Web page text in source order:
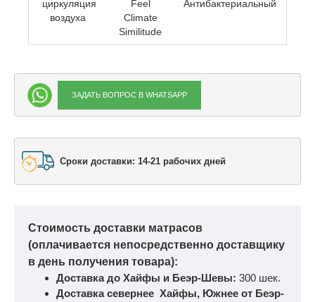
циркуляция
воздуха
Feel
Climate
Similitude
Антибактериальный
ЗАДАТЬ ВОПРОС В WHATSAPP
Сроки доставки: 14-21 рабочих дней
Стоимость доставки матрасов
(оплачивается непосредственно доставщику
в день получения товара):
Доставка до Хайфы и Беэр-Шевы: 300 шек.
Доставка севернее Хайфы, Южнее от Беэр-